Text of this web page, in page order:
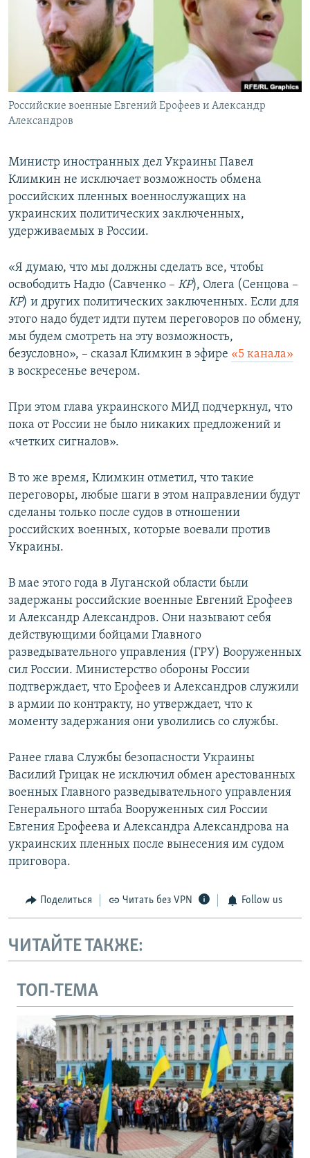
ПОБЕДИТЕЛЕЙ НЕ СУДЯТ?
КРЫМ.НЕПОКОРЕННЫЙ
ELIFBE
УКРАИНСКАЯ ПРОБЛЕМА КРЫМА
ПРИСОЕДИНЯЙТЕСЬ!
Все сайты RFE/RL
Российские военные Евгений Ерофеев и Александр
Александров
Министр иностранных дел Украины Павел
Климкин не исключает возможность обмена
российских пленных военнослужащих на
украинских политических заключенных,
удерживаемых в России.
«Я думаю, что мы должны сделать все, чтобы
освободить Надю (Савченко – КР), Олега (Сенцова –
КР) и других политических заключенных. Если для
этого надо будет идти путем переговоров по обмену,
мы будем смотреть на эту возможность,
безусловно», – сказал Климкин в эфире «5 канала»
в воскресенье вечером.
При этом глава украинского МИД подчеркнул, что
пока от России не было никаких предложений и
«четких сигналов».
В то же время, Климкин отметил, что такие
переговоры, любые шаги в этом направлении будут
сделаны только после судов в отношении
российских военных, которые воевали против
Украины.
В мае этого года в Луганской области были
задержаны российские военные Евгений Ерофеев
и Александр Александров. Они называют себя
действующими бойцами Главного
разведывательного управления (ГРУ) Вооруженных
сил России. Министерство обороны России
подтверждает, что Ерофеев и Александров служили
в армии по контракту, но утверждает, что к
моменту задержания они уволились со службы.
Ранее глава Службы безопасности Украины
Василий Грицак не исключил обмен арестованных
военных Главного разведывательного управления
Генерального штаба Вооруженных сил России
Евгения Ерофеева и Александра Александрова на
украинских пленных после вынесения им судом
приговора.
Поделиться Читать без VPN Follow us
ЧИТАЙТЕ ТАКЖЕ:
ТОП-ТЕМА